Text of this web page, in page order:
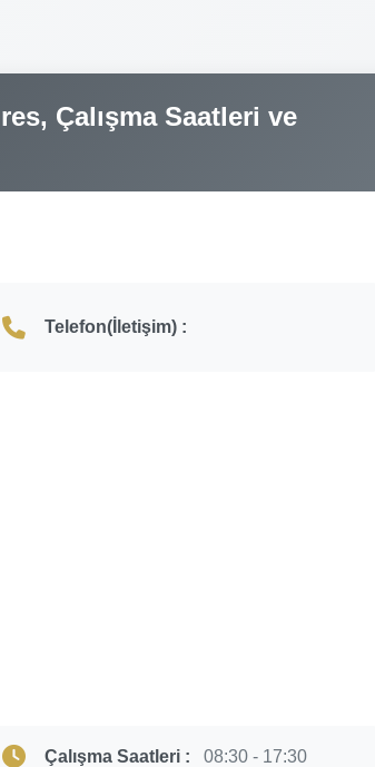
Çalışma Saatleri ve
Telefon(İletişim) :
Çalışma Saatleri : 08:30 - 17:30